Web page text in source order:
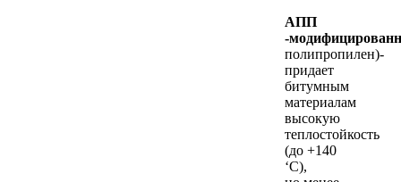
АПП
-
полипропилен)-
придает
битумным
материалам
высокую
теплостойкость
(до +140
‘C),